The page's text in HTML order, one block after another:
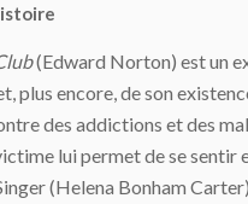
(Edward Norton) est un
plus encore, de son
des addictions et des
lui permet de se sentir
(Helena Bonham